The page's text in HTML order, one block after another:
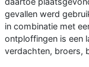
gevallen werd
in combinatie met
ontploffingen is een
verdachten, broers,